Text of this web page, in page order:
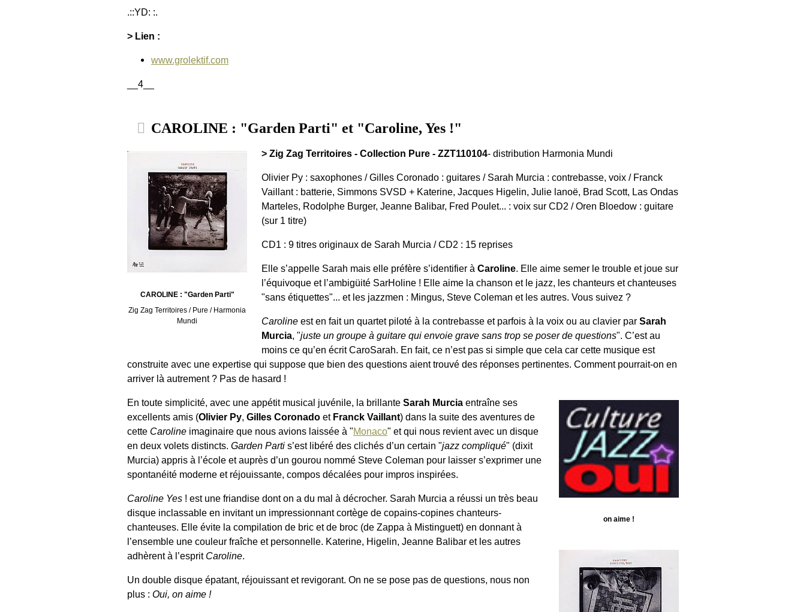
.::YD: :.
> Lien :
www.grolektif.com
__4__
CAROLINE : "Garden Parti" et "Caroline, Yes !"
CAROLINE : "Garden Parti"
Zig Zag Territoires / Pure / Harmonia
Mundi
> Zig Zag Territoires - Collection Pure - ZZT110104- distribution Harmonia Mundi
Olivier Py : saxophones / Gilles Coronado : guitares / Sarah Murcia : contrebasse, voix / Franck
Vaillant : batterie, Simmons SVSD + Katerine, Jacques Higelin, Julie lanoë, Brad Scott, Las Ondas
Marteles, Rodolphe Burger, Jeanne Balibar, Fred Poulet... : voix sur CD2 / Oren Bloedow : guitare
(sur 1 titre)
CD1 : 9 titres originaux de Sarah Murcia / CD2 : 15 reprises
Elle s’appelle Sarah mais elle préfère s’identifier àCaroline. Elle aime semer le trouble et joue sur
l’équivoque et l’ambigüité SarHoline ! Elle aime la chanson et le jazz, les chanteurs et chanteuses
"sans étiquettes"... et les jazzmen : Mingus, Steve Coleman et les autres. Vous suivez ?
Caroline est en fait un quartet piloté à la contrebasse et parfois à la voix ou au clavier parSarah
Murcia, "juste un groupe à guitare qui envoie grave sans trop se poser de questions". C’est au
moins ce qu’en écrit CaroSarah. En fait, ce n’est pas si simple que cela car cette musique est
construite avec une expertise qui suppose que bien des questions aient trouvé des réponses pertinentes. Comment pourrait-on en
arriver là autrement ? Pas de hasard !
on aime !
En toute simplicité, avec une appétit musical juvénile, la brillante Sarah Murcia entraîne ses
excellents amis (Olivier Py, Gilles Coronado et Franck Vaillant) dans la suite des aventures de
cette Caroline imaginaire que nous avions laissée à "Monaco" et qui nous revient avec un disque
en deux volets distincts. Garden Parti s’est libéré des clichés d’un certain "jazz compliqué" (dixit
Murcia) appris à l’école et auprès d’un gourou nommé Steve Coleman pour laisser s’exprimer une
spontanéité moderne et réjouissante, compos décalées pour impros inspirées.
Caroline Yes ! est une friandise dont on a du mal à décrocher. Sarah Murcia a réussi un très beau
disque inclassable en invitant un impressionnant cortège de copains-copines chanteurs-
chanteuses. Elle évite la compilation de bric et de broc (de Zappa à Mistinguett) en donnant à
l’ensemble une couleur fraîche et personnelle. Katerine, Higelin, Jeanne Balibar et les autres
adhèrent à l’esprit Caroline.
Un double disque épatant, réjouissant et revigorant. On ne se pose pas de questions, nous non
plus : Oui, on aime !